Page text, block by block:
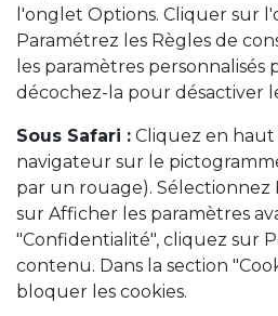
l'onglet Options. Cliquer sur
Paramétrez les Règles de
les paramètres
décochez-la pour désactiver
Sous Safari : Cliquez en
navigateur sur le
par un rouage). Sélectionnez
sur Afficher les paramètres
"Confidentialité", cliquez sur
contenu. Dans la section
bloquer les cookies.